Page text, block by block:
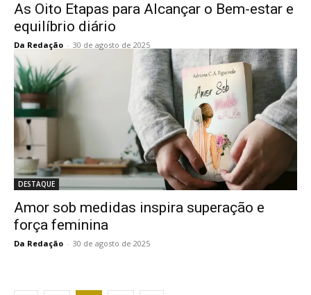
As Oito Etapas para Alcançar o Bem-estar e
equilíbrio diário
Da Redação - 30 de agosto de 2025
DESTAQUE
Amor sob medidas inspira superação e
força feminina
Da Redação - 30 de agosto de 2025